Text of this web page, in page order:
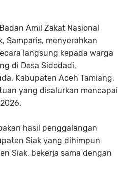
Amil Zakat Nasional
Samparis, menyerahkan
langsung kepada warga
di Desa Sidodadi,
Kabupaten Aceh Tamiang,
yang disalurkan mencapai
hasil penggalangan
Siak yang dihimpun
Siak, bekerja sama dengan